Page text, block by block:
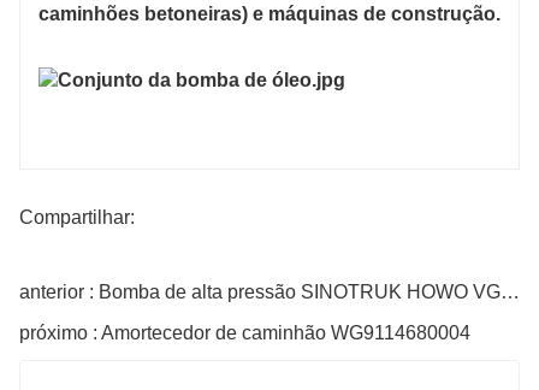
caminhões betoneiras) e máquinas de construção.
Compartilhar:
anterior : Bomba de alta pressão SINOTRUK HOWO VG1560080022
próximo : Amortecedor de caminhão WG9114680004